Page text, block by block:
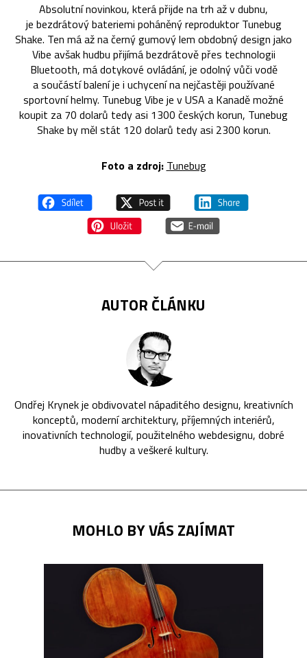
Absolutní novinkou, která přijde na trh až v dubnu,
je bezdrátový bateriemi poháněný reproduktor Tunebug
Shake. Ten má až na černý gumový lem obdobný design jako
Vibe avšak hudbu přijímá bezdrátově přes technologii
Bluetooth, má dotykové ovládání, je odolný vůči vodě
a součástí balení je i uchycení na nejčastěji používané
sportovní helmy. Tunebug Vibe je v USA a Kanadě možné
koupit za 70 dolarů tedy asi 1300 českých korun, Tunebug
Shake by měl stát 120 dolarů tedy asi 2300 korun.
Foto a zdroj: Tunebug
AUTOR ČLÁNKU
Ondřej Krynek je obdivovatel nápaditého designu, kreativních
konceptů, moderní architektury, příjemných interiérů,
inovativních technologií, použitelného webdesignu, dobré
hudby a veškeré kultury.
MOHLO BY VÁS ZAJÍMAT